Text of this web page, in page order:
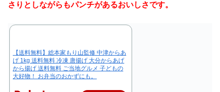
さりとしながらもパンチがあるおいしさです。
【送料無料】総本家もり山監修 中津からあ
げ 1kg 送料無料 冷凍 唐揚げ 大分からあげ
から揚げ 送料無料 ご当地グルメ 子どもの
大好物！ お弁当のおかずにも。